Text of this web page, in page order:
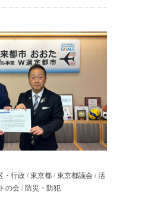
・行政 / 東京都 / 東京都議会 / 活
の会 / 防災・防犯